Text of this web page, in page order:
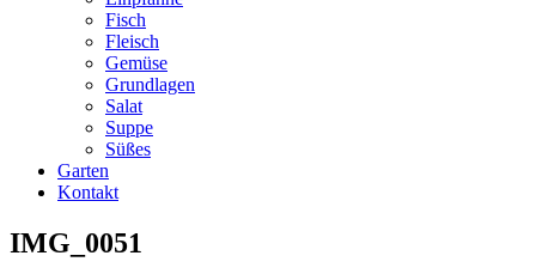
Fisch
Fleisch
Gemüse
Grundlagen
Salat
Suppe
Süßes
Garten
Kontakt
IMG_0051